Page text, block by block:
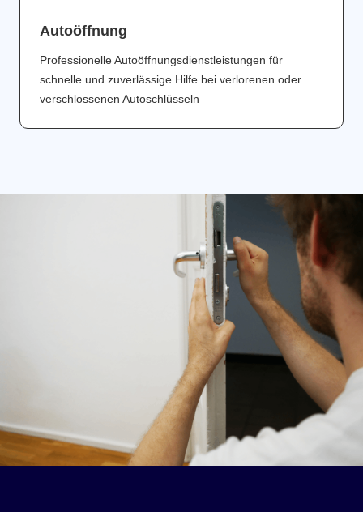
Аutoöffnung
Professionelle Autoöffnungsdienstleistungen für
schnelle und zuverlässige Hilfe bei verlorenen oder
verschlossenen Autoschlüsseln